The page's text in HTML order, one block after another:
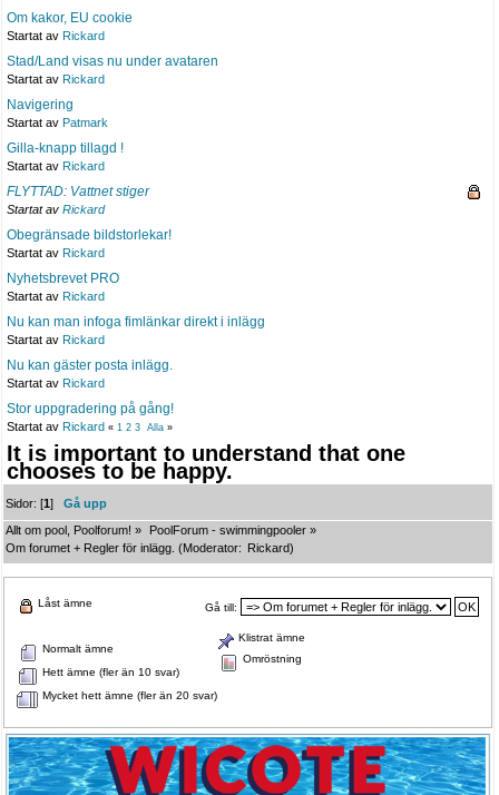
Om kakor, EU cookie
Startat av Rickard
Stad/Land visas nu under avataren
Startat av Rickard
Navigering
Startat av Patmark
Gilla-knapp tillagd !
Startat av Rickard
FLYTTAD: Vattnet stiger
Startat av Rickard
Obegränsade bildstorlekar!
Startat av Rickard
Nyhetsbrevet PRO
Startat av Rickard
Nu kan man infoga fimlänkar direkt i inlägg
Startat av Rickard
Nu kan gäster posta inlägg.
Startat av Rickard
Stor uppgradering på gång!
Startat av Rickard « 1 2 3 Alla »
It is important to understand that one
chooses to be happy.
Sidor: [1]Gå upp
Allt om pool, Poolforum! » PoolForum - swimmingpooler »
Om forumet + Regler för inlägg. (Moderator: Rickard)
Gå till:
Normalt ämne
Hett ämne (fler än 10 svar)
Mycket hett ämne (fler än 20 svar)
Låst ämne
Klistrat ämne
Omröstning